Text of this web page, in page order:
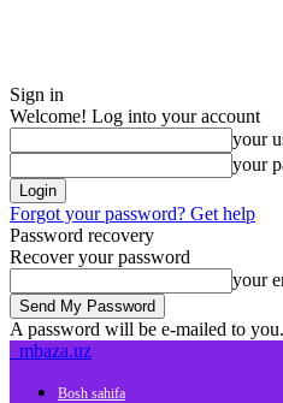
Sign in
Welcome! Log into your account
your
your
Forgot your password? Get help
Password recovery
Recover your password
your
A password will be e-mailed to you.
mbaza.uz
Bosh sahifa